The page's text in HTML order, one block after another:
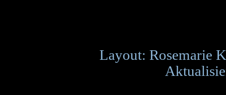
Layout: Rosemarie